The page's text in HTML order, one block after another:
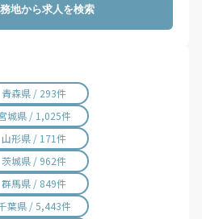
出雲崎町 / 2件
地から求人を検索
青森県 / 293件
城県 / 1,025件
山形県 / 171件
茨城県 / 962件
群馬県 / 849件
葉県 / 5,443件